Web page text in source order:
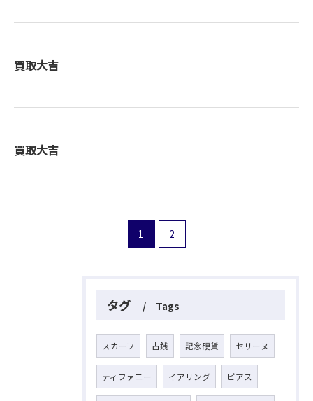
買取大吉
買取大吉
1 2
タグ Tags
スカーフ 古銭 記念硬貨 セリーヌ
ティファニー イアリング ピアス